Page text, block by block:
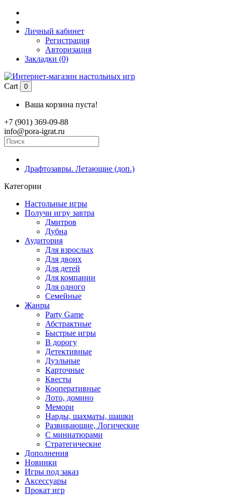
Личный кабинет
Регистрация
Авторизация
Закладки (0)
Cart 0
Ваша корзина пуста!
+7 (901) 369-09-88
info@pora-igrat.ru
Драфтозавры. Летающие (доп.)
Категории
Настольные игры
Получи игру завтра
Дмитров
Дубна
Аудитория
Для взрослых
Для двоих
Для детей
Для компании
Для одного
Семейные
Жанры
Party Game
Абстрактные
Быстрые игры
В дорогу
Детективные
Дуэльные
Карточные
Квесты
Кооперативные
Лото, домино
Мемори
Нарды, шахматы, шашки
Развивающие, Логические
С миниатюрами
Стратегические
Дополнения
Новинки
Игры под заказ
Аксессуары
Прокат игр